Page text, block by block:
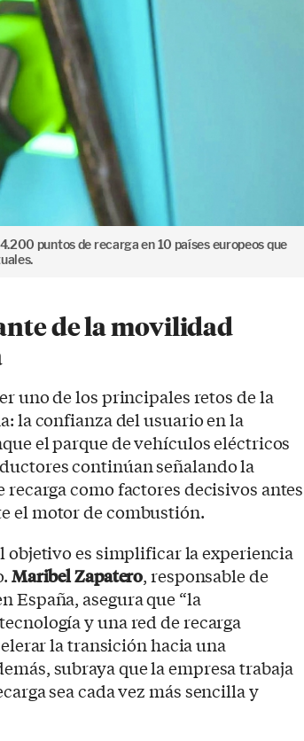
puntos de recarga en 10 países europeos que
de la movilidad
uno de los principales retos de la
la confianza del usuario en la
el parque de vehículos eléctricos
continúan señalando la
como factores decisivos antes
el motor de combustión.
objetivo es simplificar la experiencia
Maribel Zapatero, responsable de
España, asegura que “la
y una red de recarga
la transición hacia una
subraya que la empresa trabaja
sea cada vez más sencilla y